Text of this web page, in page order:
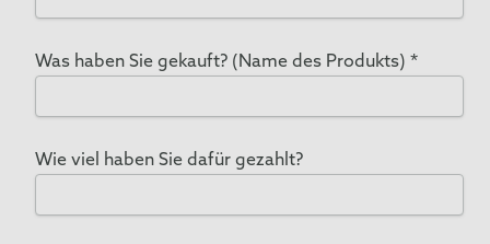
Was haben Sie gekauft? (Name des Produkts) *
Wie viel haben Sie dafür gezahlt?